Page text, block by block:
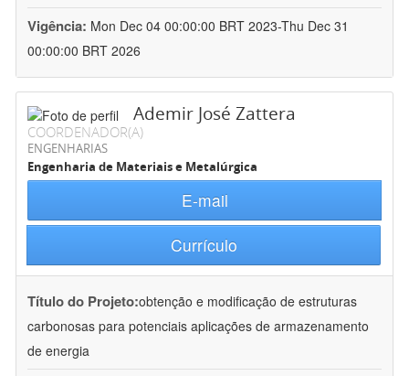
Vigência: Mon Dec 04 00:00:00 BRT 2023-Thu Dec 31
00:00:00 BRT 2026
Ademir José Zattera
COORDENADOR(A)
ENGENHARIAS
Engenharia de Materiais e Metalúrgica
E-mail
Currículo
Título do Projeto:obtenção e modificação de estruturas
carbonosas para potenciais aplicações de armazenamento
de energia